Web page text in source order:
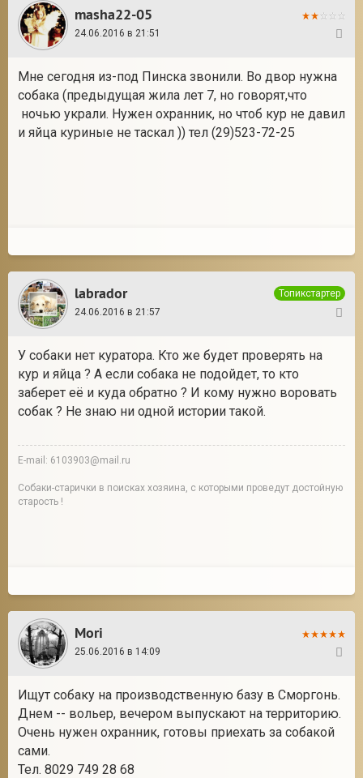
masha22-05
24.06.2016 в 21:51
Мне сегодня из-под Пинска звонили. Во двор нужна
собака (предыдущая жила лет 7, но говорят,что
ночью украли. Нужен охранник, но чтоб кур не давил
и яйца куриные не таскал )) тел (29)523-72-25
labrador
Топикстартер
24.06.2016 в 21:57
У собаки нет куратора. Кто же будет проверять на
кур и яйца ? А если собака не подойдет, то кто
заберет её и куда обратно ? И кому нужно воровать
собак ? Не знаю ни одной истории такой.
E-mail: 6103903@mail.ru
Собаки-старички в поисках хозяина, с которыми проведут достойную
старость !
Mori
25.06.2016 в 14:09
Ищут собаку на производственную базу в Сморгонь.
Днем -- вольер, вечером выпускают на территорию.
Очень нужен охранник, готовы приехать за собакой
сами.
Тел. 8029 749 28 68